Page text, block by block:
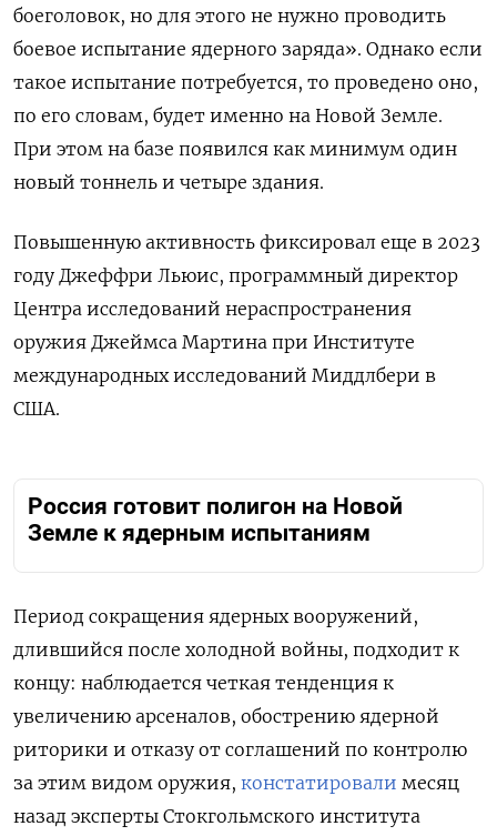
боеголовок, но для этого не нужно проводить
боевое испытание ядерного заряда». Однако если
такое испытание потребуется, то проведено оно,
по его словам, будет именно на Новой Земле.
При этом на базе появился как минимум один
новый тоннель и четыре здания.
Повышенную активность фиксировал еще в 2023
году Джеффри Льюис, программный директор
Центра исследований нераспространения
оружия Джеймса Мартина при Институте
международных исследований Миддлбери в
США.
Россия готовит полигон на Новой
Земле к ядерным испытаниям
Период сокращения ядерных вооружений,
длившийся после холодной войны, подходит к
концу: наблюдается четкая тенденция к
увеличению арсеналов, обострению ядерной
риторики и отказу от соглашений по контролю
за этим видом оружия, констатировали месяц
назад эксперты Стокгольмского института